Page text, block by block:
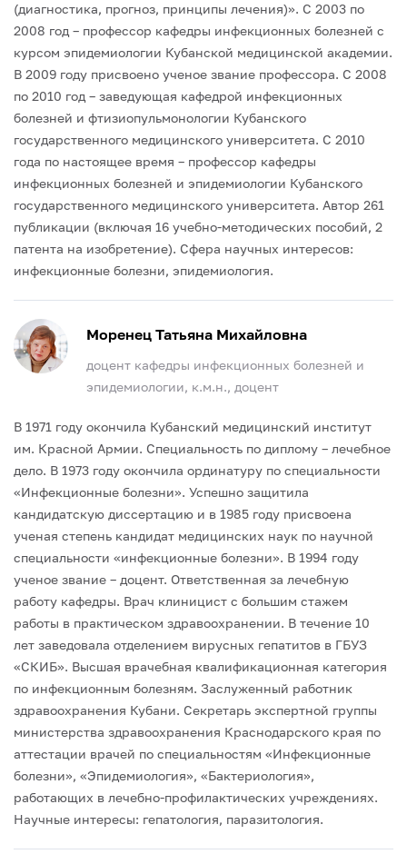
(диагностика, прогноз, принципы лечения)». С 2003 по
2008 год – профессор кафедры инфекционных болезней с
курсом эпидемиологии Кубанской медицинской академии.
В 2009 году присвоено ученое звание профессора. С 2008
по 2010 год – заведующая кафедрой инфекционных
болезней и фтизиопульмонологии Кубанского
государственного медицинского университета. С 2010
года по настоящее время – профессор кафедры
инфекционных болезней и эпидемиологии Кубанского
государственного медицинского университета. Автор 261
публикации (включая 16 учебно-методических пособий, 2
патента на изобретение). Сфера научных интересов:
инфекционные болезни, эпидемиология.
Моренец Татьяна Михайловна
доцент кафедры инфекционных болезней и
эпидемиологии, к.м.н., доцент
В 1971 году окончила Кубанский медицинский институт
им. Красной Армии. Специальность по диплому – лечебное
дело. В 1973 году окончила ординатуру по специальности
«Инфекционные болезни». Успешно защитила
кандидатскую диссертацию и в 1985 году присвоена
ученая степень кандидат медицинских наук по научной
специальности «инфекционные болезни». В 1994 году
ученое звание – доцент. Ответственная за лечебную
работу кафедры. Врач клиницист с большим стажем
работы в практическом здравоохранении. В течение 10
лет заведовала отделением вирусных гепатитов в ГБУЗ
«СКИБ». Высшая врачебная квалификационная категория
по инфекционным болезням. Заслуженный работник
здравоохранения Кубани. Секретарь экспертной группы
министерства здравоохранения Краснодарского края по
аттестации врачей по специальностям «Инфекционные
болезни», «Эпидемиология», «Бактериология»,
работающих в лечебно-профилактических учреждениях.
Научные интересы: гепатология, паразитология.